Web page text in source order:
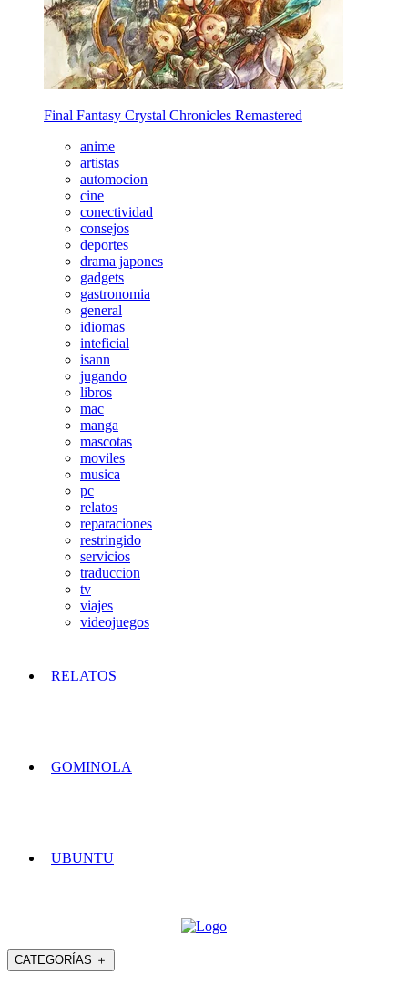
Final Fantasy Crystal Chronicles Remastered
anime
artistas
automocion
cine
conectividad
consejos
deportes
drama japones
gadgets
gastronomia
general
idiomas
inteficial
isann
jugando
libros
mac
manga
mascotas
moviles
musica
pc
relatos
reparaciones
restringido
servicios
traduccion
tv
viajes
videojuegos
RELATOS
GOMINOLA
UBUNTU
CATEGORÍAS ＋